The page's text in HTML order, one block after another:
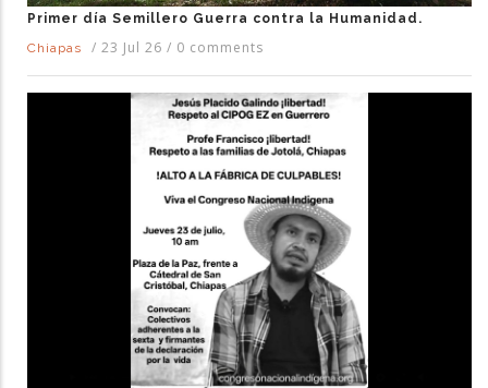
Primer día Semillero Guerra contra la Humanidad.
Chiapas
/ 23 Jul 26 / 0 comments